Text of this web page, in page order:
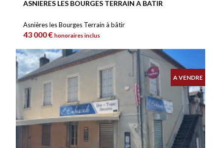
ASNIERES LES BOURGES TERRAIN A BATIR
Asnières les Bourges Terrain à bâtir
43 000 €honoraires inclus
A VENDRE